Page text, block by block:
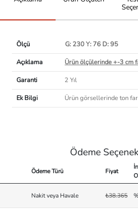
Ölçü
G: 230 Y: 76 D: 95
Açıklama
Ürün ölçülerinde +-3 cm
Garanti
2 Yıl
Ek Bilgi
Ürün görsellerinde ton
Ödeme
Ödeme Türü Fiyat
Nakit veya Havale ₺38.365